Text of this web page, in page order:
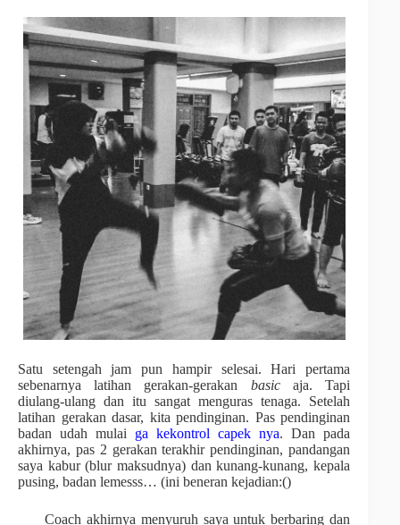
Satu setengah jam pun hampir selesai. Hari pertama
sebenarnya latihan gerakan-gerakan basicaja. Tapi
diulang-ulang dan itu sangat menguras tenaga. Setelah
latihan gerakan dasar, kita pendinginan. Pas pendinginan
badan udah mulai ga kekontrol capek nya. Dan pada
akhirnya, pas 2 gerakan terakhir pendinginan, pandangan
saya kabur (blur maksudnya) dan kunang-kunang, kepala
pusing, badan lemesss… (ini beneran kejadian:()
Coach akhirnya menyuruh saya untuk berbaring dan